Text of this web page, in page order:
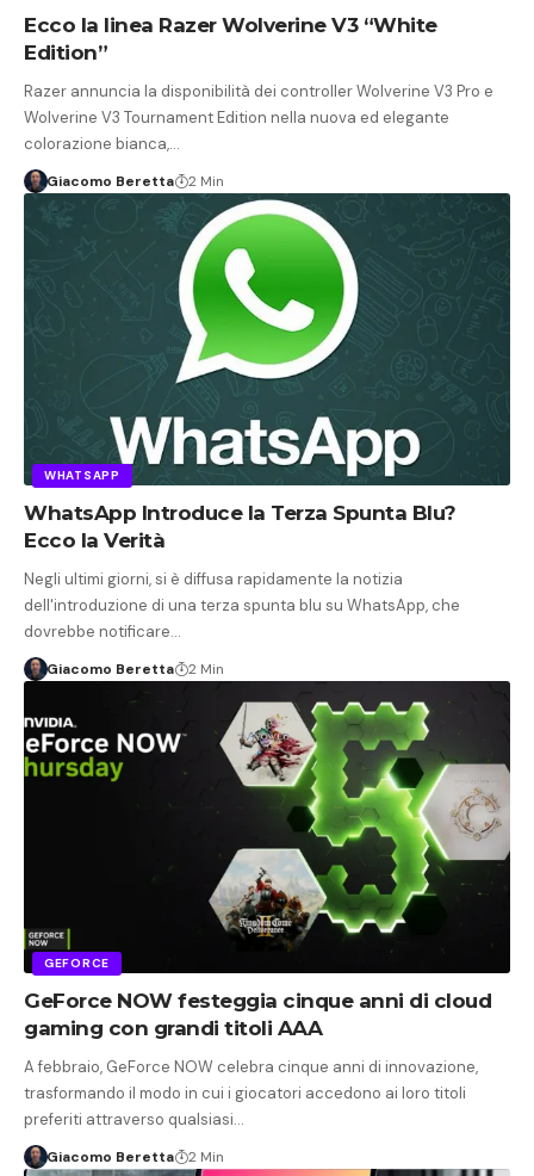
Ecco la linea Razer Wolverine V3 “White
Edition”
Razer annuncia la disponibilità dei controller Wolverine V3 Pro e
Wolverine V3 Tournament Edition nella nuova ed elegante
colorazione bianca,…
Giacomo Beretta 2 Min
WHATSAPP
WhatsApp Introduce la Terza Spunta Blu?
Ecco la Verità
Negli ultimi giorni, si è diffusa rapidamente la notizia
dell'introduzione di una terza spunta blu su WhatsApp, che
dovrebbe notificare…
Giacomo Beretta 2 Min
GEFORCE
GeForce NOW festeggia cinque anni di cloud
gaming con grandi titoli AAA
A febbraio, GeForce NOW celebra cinque anni di innovazione,
trasformando il modo in cui i giocatori accedono ai loro titoli
preferiti attraverso qualsiasi…
Giacomo Beretta 2 Min